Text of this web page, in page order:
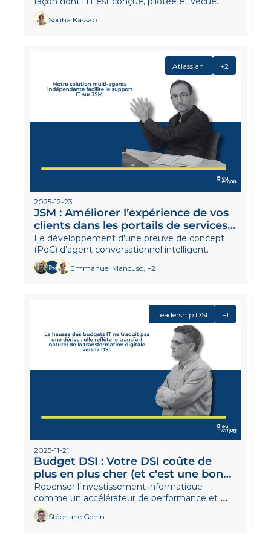
Souha Kassab
Atlassian +2
2025-12-23
JSM : Améliorer l’expérience de vos
clients dans les portails de services
grâce à l’IA
Le développement d'une preuve de concept
(PoC) d’agent conversationnel intelligent.
Emmanuel Mancuso, +2
Leadership DSI +1
2025-11-21
Budget DSI : Votre DSI coûte de
plus en plus cher (et c'est une bonne
nouvelle !)
Repenser l’investissement informatique
comme un accélérateur de performance et
d’innovation.
Stéphane Genin